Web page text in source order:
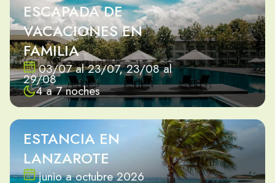
ESCAPADA DE
VACACIONES EN
FAMILIA
03/07 al 23/07, 23/08 al
29/08
4 a 7 noches
ESTANCIA EN
LANZAROTE
junio a octubre 2026